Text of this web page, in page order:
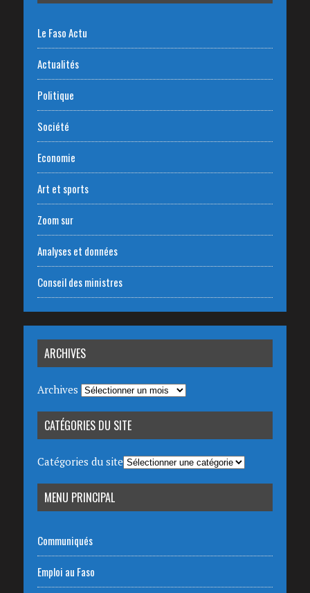
Le Faso Actu
Actualités
Politique
Société
Economie
Art et sports
Zoom sur
Analyses et données
Conseil des ministres
ARCHIVES
Archives
CATÉGORIES DU SITE
Catégories du site
MENU PRINCIPAL
Communiqués
Emploi au Faso